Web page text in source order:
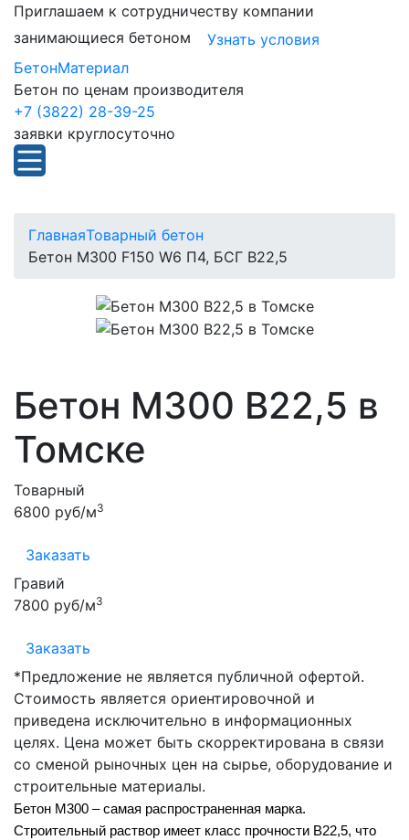
Приглашаем к сотрудничеству компании
занимающиеся бетоном
Узнать условия
БетонМатериал
Бетон по ценам производителя
+7 (3822) 28-39-25
заявки круглосуточно
ГлавнаяТоварный бетон
Бетон М300 F150 W6 П4, БСГ В22,5
Бетон М300 В22,5 в
Томске
Товарный
6800 руб/м3
Заказать
Гравий
7800 руб/м3
Заказать
*Предложение не является публичной офертой.
Стоимость является ориентировочной и
приведена исключительно в информационных
целях. Цена может быть скорректирована в связи
со сменой рыночных цен на сырье, оборудование и
строительные материалы.
Бетон М300 – самая распространенная марка.
Строительный раствор имеет класс прочности В22,5, что